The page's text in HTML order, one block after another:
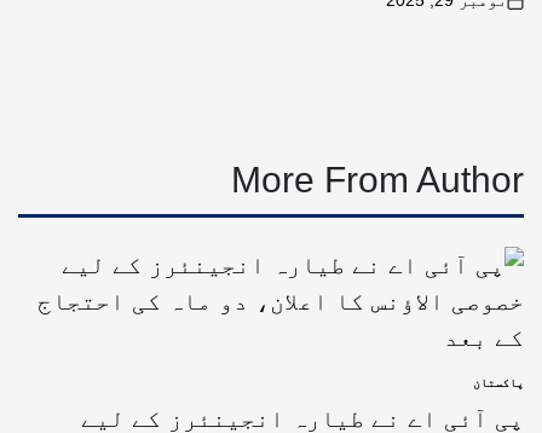
More From Author
پاکستان
پی آئی اے نے طیارہ انجینئرز کے لیے